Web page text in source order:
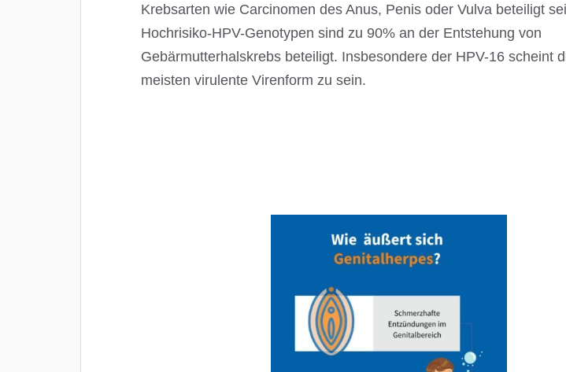
Krebsarten wie Carcinomen des Anus, Penis oder Vulva beteiligt
Hochrisiko-HPV-Genotypen sind zu 90% an der Entstehung von
Gebärmutterhalskrebs beteiligt. Insbesondere der HPV-16 scheint
meisten virulente Virenform zu sein.